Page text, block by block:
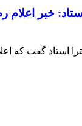
خبر
استاد گفت که